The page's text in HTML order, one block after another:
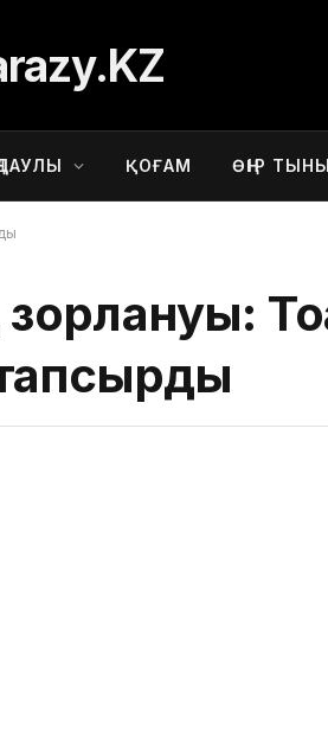
ҚОҒАМ ӨҢІР